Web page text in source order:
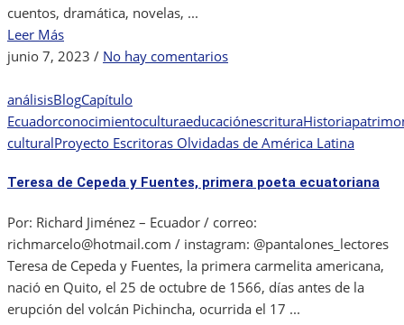
cuentos, dramática, novelas, ...
Leer Más
junio 7, 2023 / No hay comentariosen
Una
poesía
análisisBlogCapítulo
EcuadorconocimientoculturaeducaciónescrituraHistoria
culturalProyecto Escritoras Olvidadas de América Latina
Teresa de Cepeda y Fuentes, primera poeta ecuatoriana
Por: Richard Jiménez – Ecuador / correo:
richmarcelo@hotmail.com / instagram: @pantalones_lectores
Teresa de Cepeda y Fuentes, la primera carmelita americana,
nació en Quito, el 25 de octubre de 1566, días antes de la
erupción del volcán Pichincha, ocurrida el 17 ...